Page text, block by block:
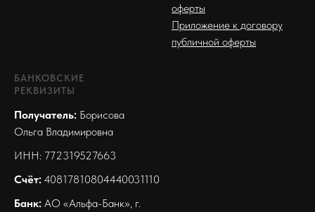
оферты
Приложение к договору
публичной оферты
БАНКОВСКИЕ
РЕКВИЗИТЫ
Получатель: Борисова
Ольга Владимировна
ИНН: 772319527663
Счёт: 40817810804440031110
Банк: АО «Альфа-Банк», г.